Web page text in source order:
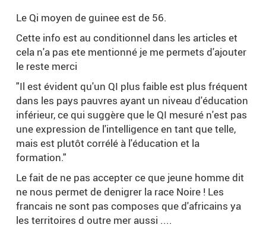
Le Qi moyen de guinee est de 56.
Cette info est au conditionnel dans les articles et
cela n'a pas ete mentionné je me permets d'ajouter
le reste merci
"Il est évident qu'un QI plus faible est plus fréquent
dans les pays pauvres ayant un niveau d'éducation
inférieur, ce qui suggère que le QI mesuré n'est pas
une expression de l'intelligence en tant que telle,
mais est plutôt corrélé à l'éducation et la
formation."
Le fait de ne pas accepter ce que jeune homme dit
ne nous permet de denigrer la race Noire ! Les
francais ne sont pas composes que d'africains ya
les territoires d outre mer aussi ....